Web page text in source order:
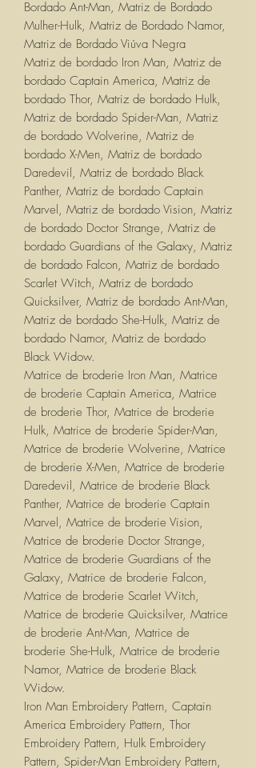
Bordado Ant-Man, Matriz de Bordado
Mulher-Hulk, Matriz de Bordado Namor,
Matriz de Bordado Viúva Negra
Matriz de bordado Iron Man, Matriz de
bordado Captain America, Matriz de
bordado Thor, Matriz de bordado Hulk,
Matriz de bordado Spider-Man, Matriz
de bordado Wolverine, Matriz de
bordado X-Men, Matriz de bordado
Daredevil, Matriz de bordado Black
Panther, Matriz de bordado Captain
Marvel, Matriz de bordado Vision, Matriz
de bordado Doctor Strange, Matriz de
bordado Guardians of the Galaxy, Matriz
de bordado Falcon, Matriz de bordado
Scarlet Witch, Matriz de bordado
Quicksilver, Matriz de bordado Ant-Man,
Matriz de bordado She-Hulk, Matriz de
bordado Namor, Matriz de bordado
Black Widow.
Matrice de broderie Iron Man, Matrice
de broderie Captain America, Matrice
de broderie Thor, Matrice de broderie
Hulk, Matrice de broderie Spider-Man,
Matrice de broderie Wolverine, Matrice
de broderie X-Men, Matrice de broderie
Daredevil, Matrice de broderie Black
Panther, Matrice de broderie Captain
Marvel, Matrice de broderie Vision,
Matrice de broderie Doctor Strange,
Matrice de broderie Guardians of the
Galaxy, Matrice de broderie Falcon,
Matrice de broderie Scarlet Witch,
Matrice de broderie Quicksilver, Matrice
de broderie Ant-Man, Matrice de
broderie She-Hulk, Matrice de broderie
Namor, Matrice de broderie Black
Widow.
Iron Man Embroidery Pattern, Captain
America Embroidery Pattern, Thor
Embroidery Pattern, Hulk Embroidery
Pattern, Spider-Man Embroidery Pattern,